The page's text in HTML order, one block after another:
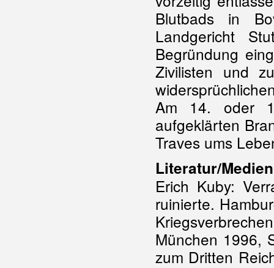
Blutbads in
Landgericht
Begründung
Zivilisten und
Am 14. oder
aufgeklärten
Traves ums
Literatur/
Erich Kuby:
ruinierte.
München 1996,
zum Dritten